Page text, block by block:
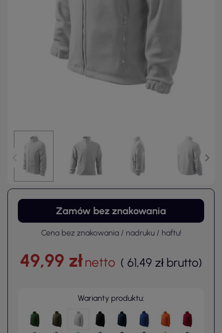
Zamów bez znakowania
Cena bez znakowania / nadruku / haftu!
49,99 złnetto ( 61,49 zł brutto)
Warianty produktu: